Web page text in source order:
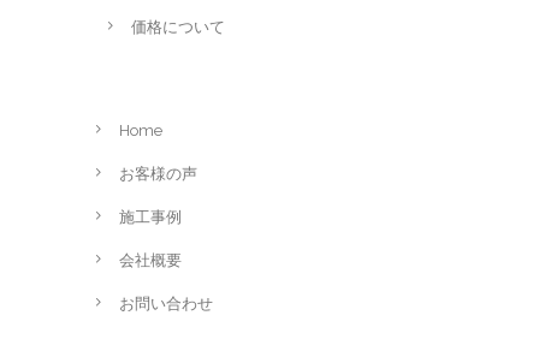
価格について
Home
お客様の声
施工事例
会社概要
お問い合わせ